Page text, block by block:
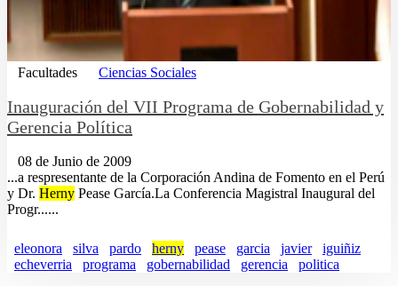
Facultades Ciencias Sociales
Inauguración del VII Programa de Gobernabilidad y
Gerencia Política
08 de Junio de 2009
...a respresentante de la Corporación Andina de Fomento en el Perú
y Dr. Herny Pease García.La Conferencia Magistral Inaugural del
Progr......
eleonora silva pardo herny pease garcia javier
iguiñiz
echeverria
programa gobernabilidad gerencia politica